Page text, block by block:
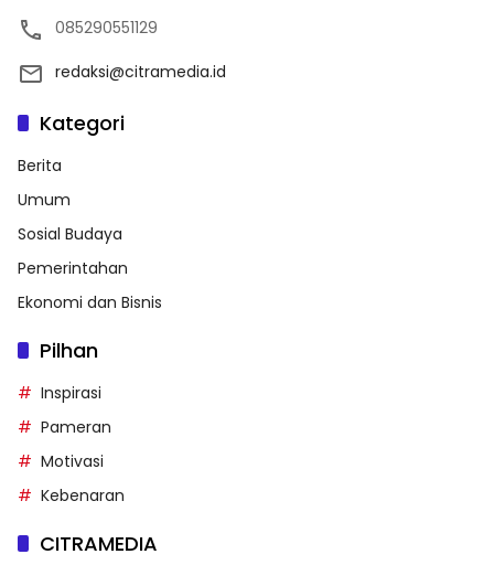
085290551129
redaksi@citramedia.id
Kategori
Berita
Umum
Sosial Budaya
Pemerintahan
Ekonomi dan Bisnis
Pilhan
Inspirasi
Pameran
Motivasi
Kebenaran
CITRAMEDIA